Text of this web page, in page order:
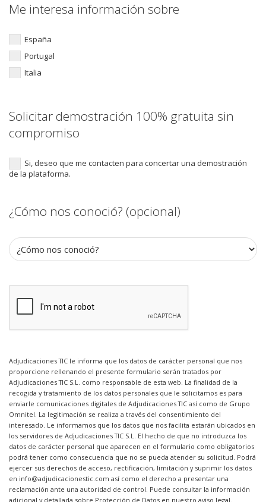
Me interesa información sobre
España
Portugal
Italia
Solicitar demostración 100% gratuita sin
compromiso
Si, deseo que me contacten para concertar una demostración
de la plataforma.
¿Cómo nos conoció? (opcional)
Adjudicaciones TIC le informa que los datos de carácter personal que nos
proporcione rellenando el presente formulario serán tratados por
Adjudicaciones TIC S.L. como responsable de esta web. La finalidad de la
recogida y tratamiento de los datos personales que le solicitamos es para
enviarle comunicaciones digitales de Adjudicaciones TIC así como de Grupo
Omnitel. La legitimación se realiza a través del consentimiento del
interesado. Le informamos que los datos que nos facilita estarán ubicados en
los servidores de Adjudicaciones TIC S.L. El hecho de que no introduzca los
datos de carácter personal que aparecen en el formulario como obligatorios
podrá tener como consecuencia que no se pueda atender su solicitud. Podrá
ejercer sus derechos de acceso, rectificación, limitación y suprimir los datos
en info@adjudicacionestic.com así como el derecho a presentar una
reclamación ante una autoridad de control. Puede consultar la información
adicional y detallada sobre Protección de Datos en nuestro aviso legal